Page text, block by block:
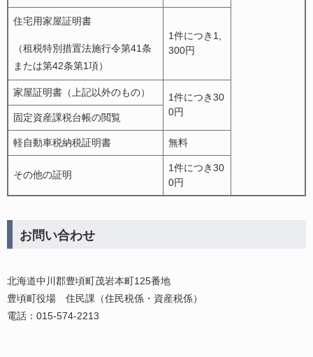
住宅用家屋証明書
（租税特別措置法施行令第41条
または第42条第1項）
1件につき1,
300円
家屋証明書（上記以外のもの）
1件につき30
0円
固定資産課税台帳の閲覧
軽自動車税納税証明書 無料
その他の証明
1件につき30
0円
お問い合わせ
北海道中川郡豊頃町茂岩本町125番地
豊頃町役場 住民課（住民税係・資産税係）
電話：015-574-2213